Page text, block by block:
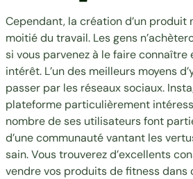
Cependant, la création d’un produit
moitié du travail. Les gens
si vous parvenez à le faire connaître
intérêt. L’un des meilleurs moyens
passer par les réseaux sociaux.
plateforme particulièrement
nombre de ses utilisateurs font
d’une communauté vantant les
sain. Vous trouverez d’excellents
vendre vos produits de fitness dans